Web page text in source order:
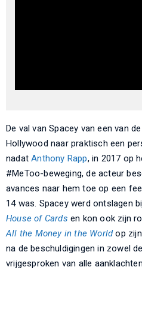
De val van Spacey van een van
Hollywood naar praktisch een
nadatAnthony Rapp, in 2017 op
#MeToo-beweging, de acteur
avances naar hem toe op een
14 was. Spacey werd ontslagen
House of Cards en kon ook zijn
All the Money in the World op
na de beschuldigingen in zowel
vrijgesproken van alle